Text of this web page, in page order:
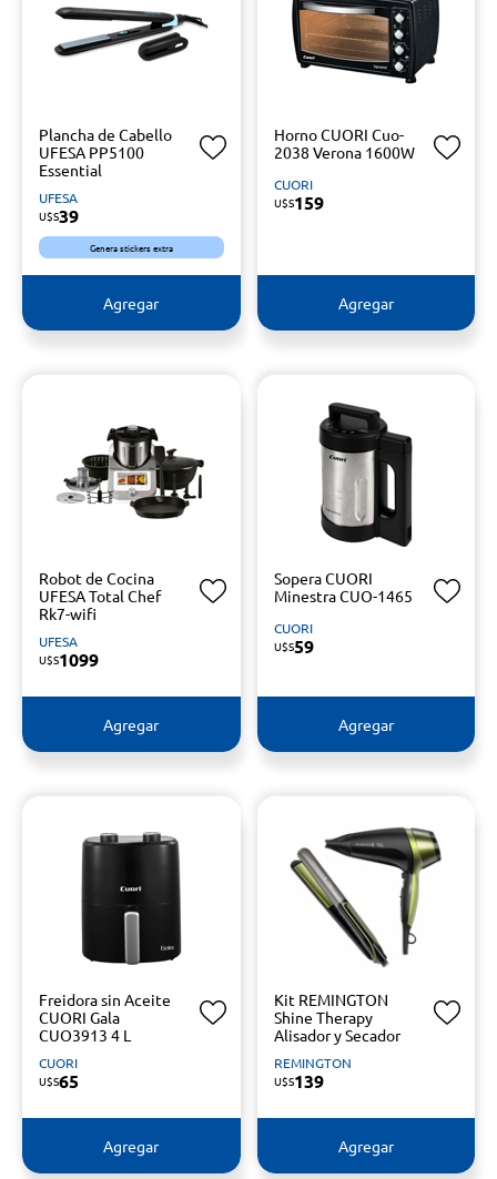
Plancha de Cabello
UFESA PP5100
Essential
UFESA
U$S39
Genera stickers extra
Agregar
Horno CUORI Cuo-
2038 Verona 1600W
CUORI
U$S159
Agregar
Robot de Cocina
UFESA Total Chef
Rk7-wifi
UFESA
U$S1099
Agregar
Sopera CUORI
Minestra CUO-1465
CUORI
U$S59
Agregar
Freidora sin Aceite
CUORI Gala
CUO3913 4 L
CUORI
U$S65
Agregar
Kit REMINGTON
Shine Therapy
Alisador y Secador
REMINGTON
U$S139
Agregar